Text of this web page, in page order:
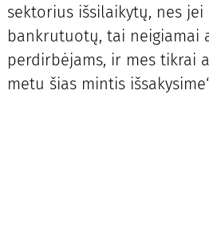
sektorius išsilaikytų, nes
bankrutuotų, tai neigiamai
perdirbėjams, ir mes tikrai
metu šias mintis